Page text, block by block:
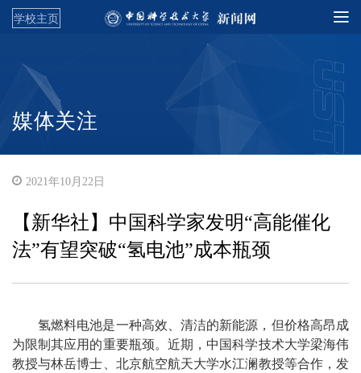
学校主页
媒体关注
2021年10月22日
【新华社】中国科学家发明“高能催化
法”有望突破“氢电池”成本瓶颈
氢燃料电池是一种高效、清洁的新能源，但价格高昂成
为限制其应用的重要瓶颈。近期，中国科学技术大学梁海伟
教授与林岳博士、北京航空航天大学水江澜教授等合作，发